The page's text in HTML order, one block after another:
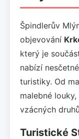
Špindlerův
objevování
který je
nabízí
turistiky. Od
malebné
vzácných
Turistické